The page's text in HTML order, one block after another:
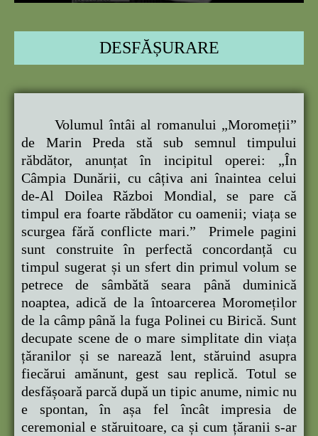
DESFĂȘURARE
Volumul întâi al romanului „Moromeții”
de Marin Preda stă sub semnul timpului
răbdător, anunțat în incipitul operei: „În
Câmpia Dunării, cu câțiva ani înaintea celui
de-Al Doilea Război Mondial, se pare că
timpul era foarte răbdător cu oamenii; viața se
scurgea fără conflicte mari.” Primele pagini
sunt construite în perfectă concordanță cu
timpul sugerat și un sfert din primul volum se
petrece de sâmbătă seara până duminică
noaptea, adică de la întoarcerea Moromeților
de la câmp până la fuga Polinei cu Birică. Sunt
decupate scene de o mare simplitate din viața
țăranilor și se narează lent, stăruind asupra
fiecărui amănunt, gest sau replică. Totul se
desfășoară parcă după un tipic anume, nimic nu
e spontan, în așa fel încât impresia de
ceremonial e stăruitoare, ca și cum țăranii s-ar